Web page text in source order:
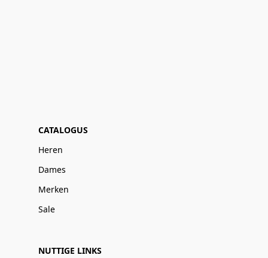
CATALOGUS
Heren
Dames
Merken
Sale
NUTTIGE LINKS